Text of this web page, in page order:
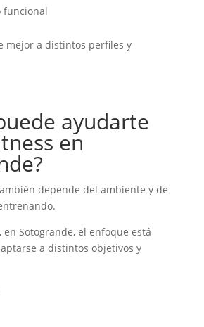
funcional
mejor a distintos perfiles y
ayudarte
en
depende del ambiente y de
en Sotogrande, el enfoque está
a distintos objetivos y